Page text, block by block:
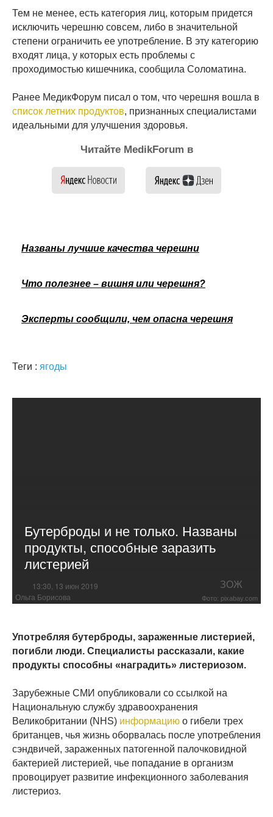
Тем не менее, есть категория лиц, которым придется
исключить черешню совсем, либо в значительной
степени ограничить ее употребление. В эту категорию
входят лица, у которых есть проблемы с
проходимостью кишечника, сообщила Соломатина.
Ранее МедикФорум писал о том, что черешня вошла в
список летних продуктов, признанных специалистами
идеальными для улучшения здоровья.
Читайте MedikForum в
Названы лучшие качества черешни
Что полезнее – вишня или черешня?
Эксперты сообщили, чем опасна черешня
Теги : ягоды
Бутерброды и не только. Названы
продукты, способные заразить
листерией
13:30, 13 июн 2019 ЗОЖ
Ольга Борисова Фото: pixabay.com
Употребляя бутерброды, зараженные листерией,
погибли люди. Специалисты рассказали, какие
продукты способны «наградить» листериозом.
Зарубежные СМИ опубликовали со ссылкой на
Национальную службу здравоохранения
Великобритании (NHS) информацию о гибели трех
британцев, чья жизнь оборвалась после употребления
сэндвичей, зараженных патогенной палочковидной
бактерией листерией, чье попадание в организм
провоцирует развитие инфекционного заболевания
листериоз.